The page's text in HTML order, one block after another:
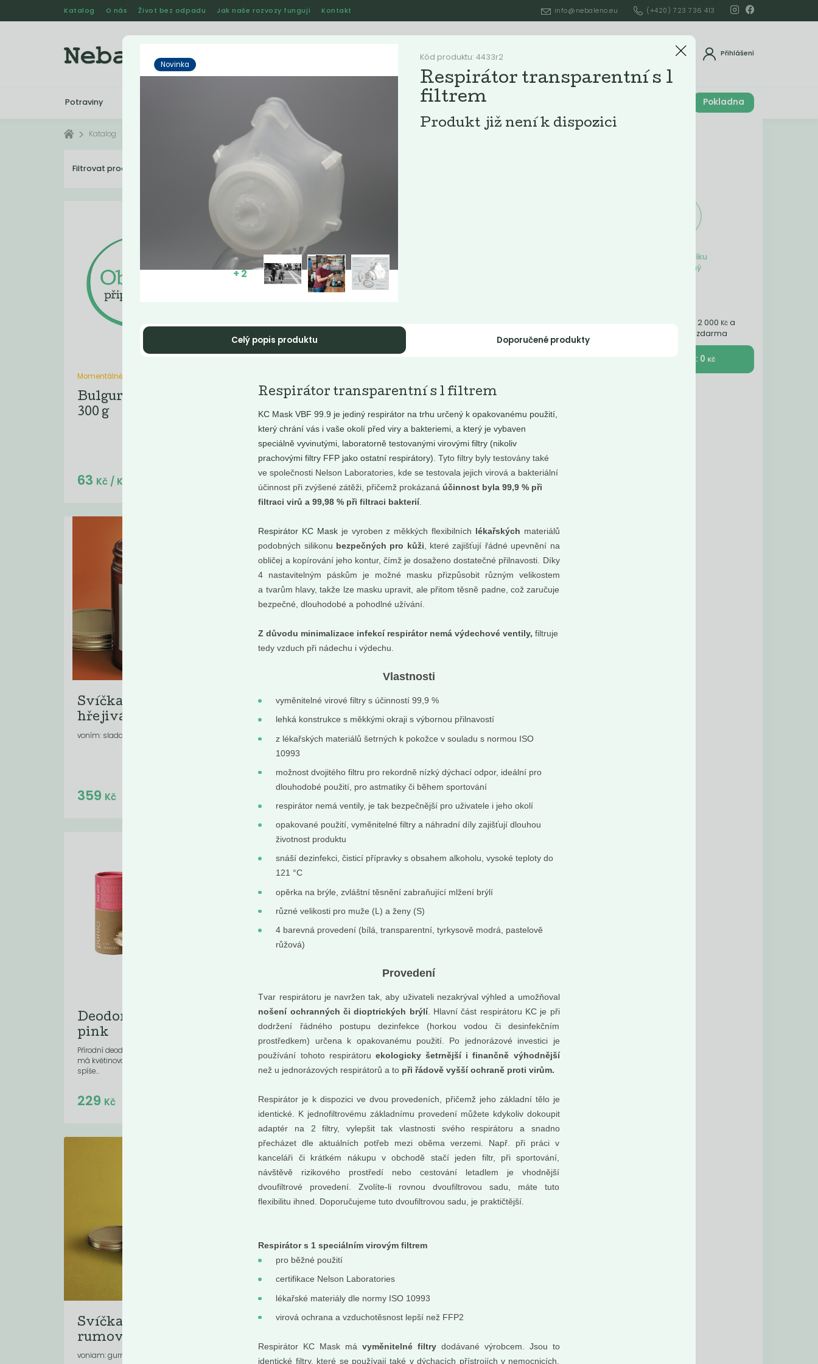
Katalog O nás Život bez odpadu Jak naše rozvozy fungují Kontakt info@nebaleno.eu (+420) 723 736 413
Přihlášení
Potraviny Kosmetika Jak naše rozvozy fungují Pokladna
Obsah košíku
je prázdný
Nakupte ještě za 2 000 Kč a
získáte dopravu zdarma
K pokladně : 0 Kč
Katalog
Filtrovat produkty Doporučené Nejlevnější
Momentálně nedostupné
Bulgur celozrnný
300 g
63 Kč/ Kg
Svíčka Difera -
voním: sladce . kořenitě . ovocně
Do košíku:(279Kč)
279
Vratná záloha
Nebaleno
30Kč
Svíčka Difera -
hřejivá...
voním: sladce . kořenitě . ovocně
Do košíku:
359 Kč
Pivo Chříč
Svíčka Difera -
bylinková na...
voniam: bylinkovo . drevito
Do košíku:
279
Deodorant bez sody
pink
Přírodní deodorant bez jedlé sody. Pink
má květinovou, sladko-svěží vůni,
spíše...
Do košíku:
229 Kč
Svíčka Difera -
bylinková na...
voniam: bylinkovo . drevito
Do košíku:(359Kč)
359Kč
Deodorant bez sody
Oblíbená kombinace čajovníku s
citrónovou trávou ve verzi deodorantu
bez sody.
Do košíku:(229Kč )
229Kč
Svíčka Difera -
rumová...
voniam: gurmánsky . ovocne
Deodorant
eukalyptus
Svíčka Difera -
voniam: gurmánsky, drevito
Novinka
+ 2
Kód produktu: 4433r2
Respirátor transparentní s 1
filtrem
Produkt již není k dispozici
Celý popis produktu Doporučené produkty
Respirátor transparentní s 1 filtrem
KC Mask VBF 99.9 je jediný respirátor na trhu určený k opakovanému použití,
který chrání vás i vaše okolí před viry a bakteriemi, a který je vybaven
speciálně vyvinutými, laboratorně testovanými virovými filtry (nikoliv
prachovými filtry FFP jako ostatní respirátory).Tyto filtry byly testovány také
ve společnosti Nelson Laboratories, kde se testovala jejich virová a bakteriální
účinnost při zvýšené zátěži, přičemž prokázaná účinnost byla 99,9 % při
filtraci virů a 99,98 % při filtraci bakterií.
Respirátor KC Mask je vyroben z měkkých flexibilních lékařských materiálů
podobných silikonu bezpečných pro kůži, které zajišťují řádné upevnění na
obličej a kopírování jeho kontur, čímž je dosaženo dostatečné přilnavosti. Díky
4 nastavitelným páskům je možné masku přizpůsobit různým velikostem
a tvarům hlavy, takže lze masku upravit, ale přitom těsně padne, což zaručuje
bezpečné, dlouhodobé a pohodlné užívání.
Z důvodu minimalizace infekcí respirátor nemá výdechové ventily,filtruje
tedy vzduch při nádechu i výdechu.
Vlastnosti
vyměnitelné virové filtry s účinností 99,9 %
lehká konstrukce s měkkými okraji s výbornou přilnavostí
z lékařských materiálů šetrných k pokožce v souladu s normou ISO
10993
možnost dvojitého filtru pro rekordně nízký dýchací odpor, ideální pro
dlouhodobé použití, pro astmatiky či během sportování
respirátor nemá ventily, je tak bezpečnější pro uživatele i jeho okolí
opakované použití, vyměnitelné filtry a náhradní díly zajišťují dlouhou
životnost produktu
snáší dezinfekci, čisticí přípravky s obsahem alkoholu, vysoké teploty do
121 °C
opěrka na brýle, zvláštní těsnění zabraňující mlžení brýlí
různé velikosti pro muže (L) a ženy (S)
4 barevná provedení (bílá, transparentní, tyrkysově modrá, pastelově
růžová)
Provedení
Tvar respirátoru je navržen tak, aby uživateli nezakrýval výhled a umožňoval
nošení ochranných či dioptrických brýlí. Hlavní část respirátoru KC je při
dodržení řádného postupu dezinfekce (horkou vodou či desinfekčním
prostředkem) určena k opakovanému použití.
Po jednorázové investici je
používání tohoto respirátoru ekologicky šetrnější i finančně výhodnější
než u jednorázových respirátorů a to při řádově vyšší ochraně proti virům.
Respirátor je k dispozici ve dvou provedeních, přičemž jeho základní tělo je
identické. K jednofiltrovému základnímu provedení můžete kdykoliv dokoupit
adaptér na 2 filtry, vylepšit tak vlastnosti svého respirátoru a snadno
přecházet dle aktuálních potřeb mezi oběma verzemi. Např. při práci v
kanceláři či krátkém nákupu v obchodě stačí jeden filtr, při sportování,
návštěvě rizikového prostředí nebo cestování letadlem je vhodnější
dvoufiltrové provedení. Zvolíte-li rovnou dvoufiltrovou sadu, máte tuto
flexibilitu ihned. Doporučujeme tuto dvoufiltrovou sadu, je praktičtější.
Respirátor s 1 speciálním virovým filtrem
pro běžné použití
certifikace Nelson Laboratories
lékařské materiály dle normy ISO 10993
virová ochrana a vzduchotěsnost lepší než FFP2
Respirátor KC Mask mávyměnitelné filtrydodávané výrobcem. Jsou to
identické filtry, které se používají také v dýchacích přístrojích v nemocnicích.